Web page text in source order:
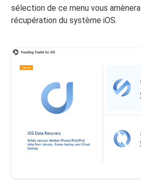
sélection de ce menu vous
récupération du système iOS.